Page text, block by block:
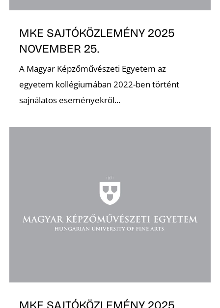
MKE SAJTÓKÖZLEMÉNY 2025
NOVEMBER 25.
A Magyar Képzőművészeti Egyetem az
egyetem kollégiumában 2022-ben történt
sajnálatos eseményekről...
MKE SAJTÓKÖZLEMÉNY 2025